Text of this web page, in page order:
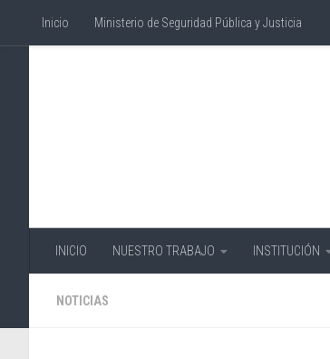
Skip to content
Inicio Ministerio de Seguridad Pública y Justicia
INICIO NUESTRO TRABAJO INSTITUCIÓN
NOTICIAS